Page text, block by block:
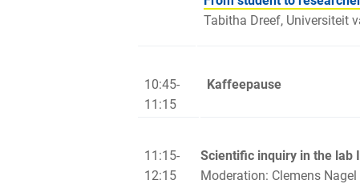
Tabitha Dreef, Universiteit
10:45-
11:15
Kaffeepause
11:15-
12:15
Scientific inquiry in the lab
Moderation: Clemens Nagel